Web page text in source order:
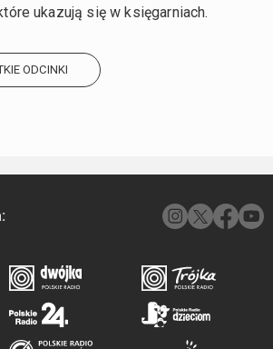
ukazują się w księgarniach.
ODCINKI